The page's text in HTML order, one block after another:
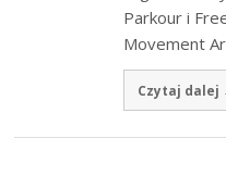
Parkour i
Movement
Czytaj dalej